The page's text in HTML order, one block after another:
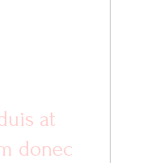
at
donec